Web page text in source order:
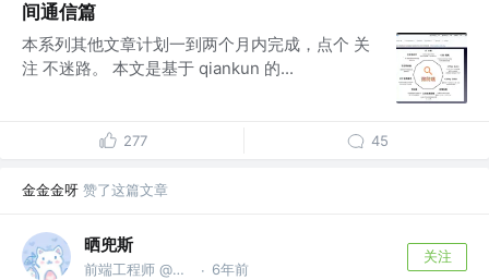
间通信篇
本系列其他文章计划一到两个月内完成，点个 关
注 不迷路。 本文是基于 qiankun 的...
277 45
金金金呀 赞了这篇文章
晒兜斯
前端工程师 @明源云 · 6年前
关注